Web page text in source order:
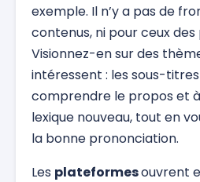
exemple. Il n’y a pas de
contenus, ni pour ceux
Visionnez-en sur des
intéressent : les sous-
comprendre le propos et
lexique nouveau, tout en
la bonne prononciation.
Les plateformesouvrent